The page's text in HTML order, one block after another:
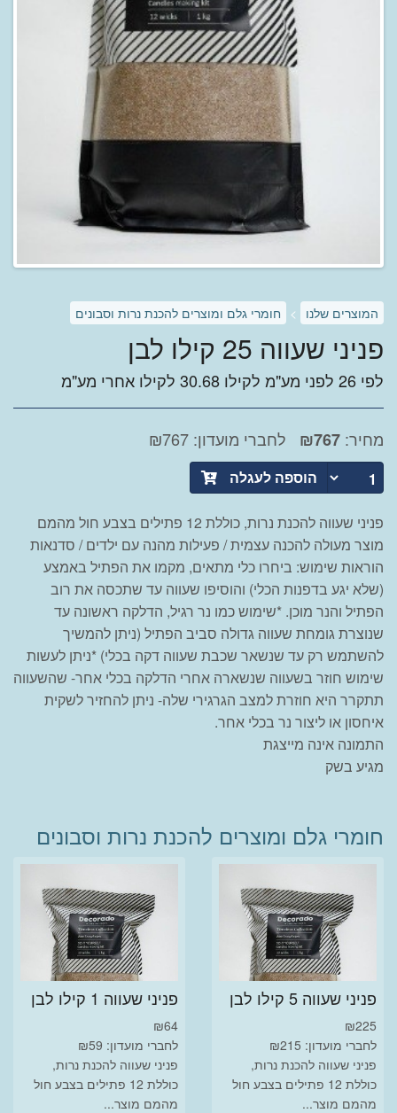
המוצרים שלנו > חומרי גלם ומוצרים להכנת נרות וסבונים
פניני שעווה 25 קילו לבן
לפי 26 לפני מע"מ לקילו 30.68 לקילו אחרי מע"מ
מחיר: ₪767 לחברי מועדון: ₪767
הוספה לעגלה
פניני שעווה להכנת נרות, כוללת 12 פתילים בצבע חול מהמם
מוצר מעולה להכנה עצמית / פעילות מהנה עם ילדים / סדנאות
הוראות שימוש: ביחרו כלי מתאים, מקמו את הפתיל באמצע
(שלא יגע בדפנות הכלי) והוסיפו שעווה עד שתכסה את רוב
הפתיל והנר מוכן. *שימוש כמו נר רגיל, הדלקה ראשונה עד
שנוצרת גומחת שעווה גדולה סביב הפתיל (ניתן להמשיך
להשתמש רק עד שנשאר שכבת שעווה דקה בכלי) *ניתן לעשות
שימוש חוזר בשעווה שנשארה אחרי הדלקה בכלי אחר- שהשעווה
תתקרר היא חוזרת למצב הגרגירי שלה- ניתן להחזיר לשקית
איחסון או ליצור נר בכלי אחר.
התמונה אינה מייצגת
מגיע בשק
חומרי גלם ומוצרים להכנת נרות וסבונים
פניני שעווה 5 קילו לבן
₪225
לחברי מועדון: ₪215
פניני שעווה להכנת נרות,
כוללת 12 פתילים בצבע חול
מהמם מוצר...
פניני שעווה 1 קילו לבן
₪64
לחברי מועדון: ₪59
פניני שעווה להכנת נרות,
כוללת 12 פתילים בצבע חול
מהמם מוצר...